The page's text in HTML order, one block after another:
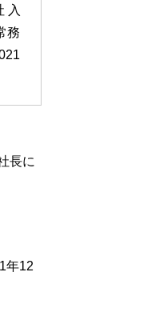
入
務
長に
年12